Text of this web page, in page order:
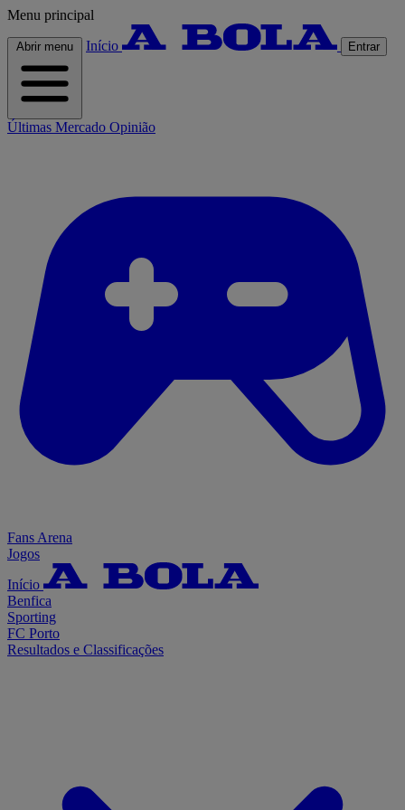
Menu principal
Abrir menu Início Entrar
Últimas Mercado Opinião
Fans Arena
Jogos
Início
Benfica
Sporting
FC Porto
Resultados e Classificações